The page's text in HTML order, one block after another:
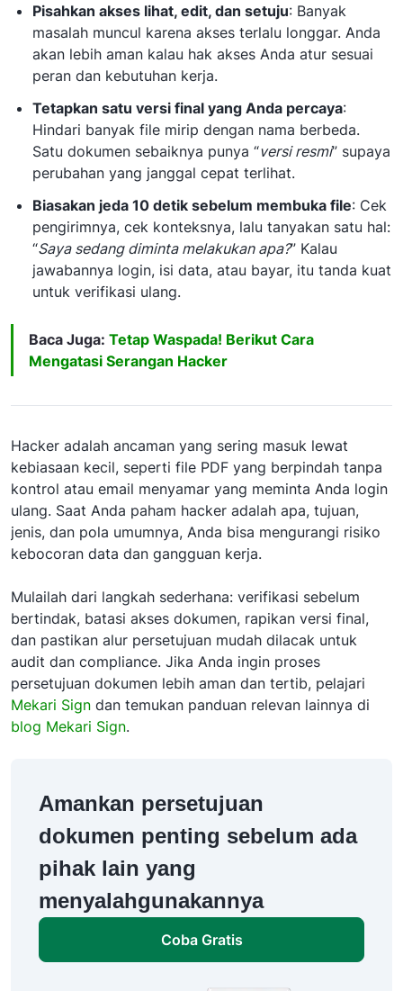
Pisahkan akses lihat, edit, dan setuju: Banyak
masalah muncul karena akses terlalu longgar. Anda
akan lebih aman kalau hak akses Anda atur sesuai
peran dan kebutuhan kerja.
Tetapkan satu versi final yang Anda percaya:
Hindari banyak file mirip dengan nama berbeda.
Satu dokumen sebaiknya punya “versi resmi” supaya
perubahan yang janggal cepat terlihat.
Biasakan jeda 10 detik sebelum membuka file: Cek
pengirimnya, cek konteksnya, lalu tanyakan satu hal:
“Saya sedang diminta melakukan apa?” Kalau
jawabannya login, isi data, atau bayar, itu tanda kuat
untuk verifikasi ulang.
Baca Juga: Tetap Waspada! Berikut Cara
Mengatasi Serangan Hacker
Hacker adalah ancaman yang sering masuk lewat
kebiasaan kecil, seperti file PDF yang berpindah tanpa
kontrol atau email menyamar yang meminta Anda login
ulang. Saat Anda paham hacker adalah apa, tujuan,
jenis, dan pola umumnya, Anda bisa mengurangi risiko
kebocoran data dan gangguan kerja.
Mulailah dari langkah sederhana: verifikasi sebelum
bertindak, batasi akses dokumen, rapikan versi final,
dan pastikan alur persetujuan mudah dilacak untuk
audit dan compliance. Jika Anda ingin proses
persetujuan dokumen lebih aman dan tertib, pelajari
Mekari Sign dan temukan panduan relevan lainnya di
blog Mekari Sign.
Amankan persetujuan
dokumen penting sebelum ada
pihak lain yang
menyalahgunakannya
Coba Gratis